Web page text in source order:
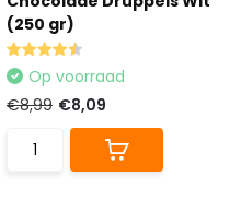
(250 gr)
Op voorraad
€8,99 €8,09